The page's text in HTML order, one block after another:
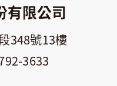
有限公司
348號13樓
3633